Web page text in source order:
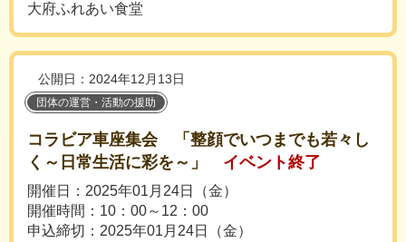
大府ふれあい食堂
公開日：2024年12月13日
団体の運営・活動の援助
コラビア車座集会 「整顔でいつまでも若々し
く～日常生活に彩を～」
イベント終了
開催日：2025年01月24日（金）
開催時間：10：00～12：00
申込締切：2025年01月24日（金）